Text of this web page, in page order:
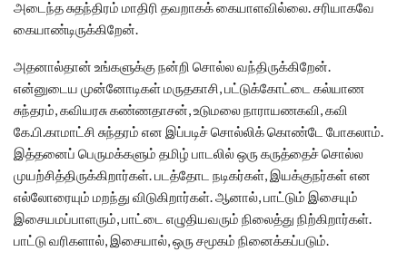
அடைந்த சுதந்திரம் மாதிரி தவறாகக் கையாளவில்லை. சரியாகவே
கையாண்டிருக்கிறேன்.
அதனால்தான் உங்களுக்கு நன்றி சொல்ல வந்திருக்கிறேன்.
என்னுடைய முன்னோடிகள் மருதகாசி, பட்டுக்கோட்டை கல்யாண
சுந்தரம், கவியரசு கண்ணதாசன், உடுமலை நாராயணகவி, கவி
கே.பி.காமாட்சி சுந்தரம் என இப்படிச் சொல்லிக் கொண்டே போகலாம்.
இத்தனைப் பெருமக்களும் தமிழ் பாடலில் ஒரு கருத்தைச் சொல்ல
முயற்சித்திருக்கிறார்கள். படத்தோட நடிகர்கள், இயக்குநர்கள் என
எல்லோரையும் மறந்து விடுகிறார்கள். ஆனால், பாட்டும் இசையும்
இசையமப்பாளரும், பாட்டை எழுதியவரும் நிலைத்து நிற்கிறார்கள்.
பாட்டு வரிகளால், இசையால், ஒரு சமூகம் நினைக்கப்படும்.